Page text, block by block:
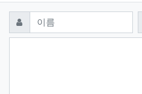
댓글쓰기
이름 필수